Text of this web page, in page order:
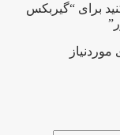
برای “گیربکس